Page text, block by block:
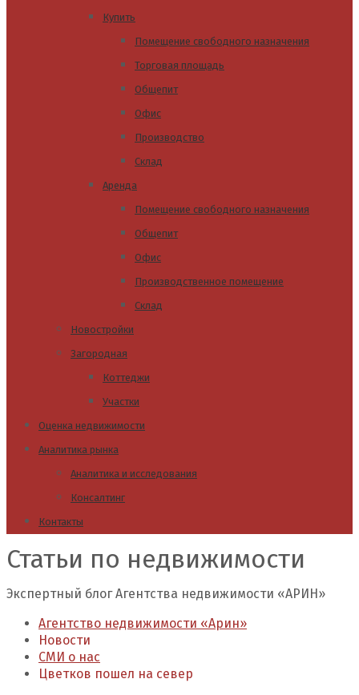
Купить
Помещение свободного назначения
Торговая площадь
Общепит
Офис
Производство
Склад
Аренда
Помещение свободного назначения
Общепит
Офис
Производственное помещение
Склад
Новостройки
Загородная
Коттеджи
Участки
Оценка недвижимости
Аналитика рынка
Аналитика и исследования
Консалтинг
Контакты
Статьи по недвижимости
Экспертный блог Агентства недвижимости «АРИН»
Агентство недвижимости «Арин»
Новости
СМИ о нас
Цветков пошел на север